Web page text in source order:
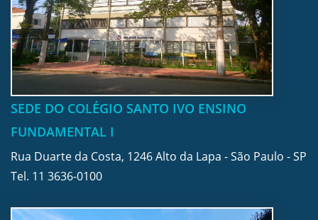
SEDE DO COLÉGIO SANTO IVO ENSINO
FUNDAMENTAL I
Rua Duarte da Costa, 1246 Alto da Lapa - São Paulo - SP
Tel. 11 3636-0100